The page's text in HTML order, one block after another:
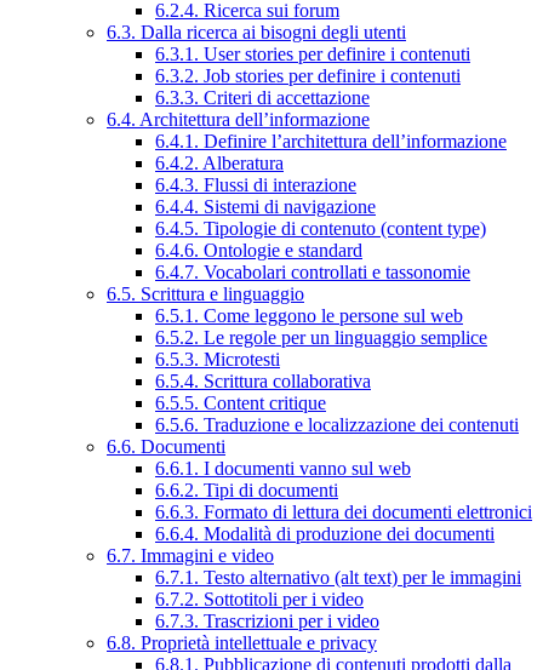
6.2.4. Ricerca sui forum
6.3. Dalla ricerca ai bisogni degli utenti
6.3.1. User stories per definire i contenuti
6.3.2. Job stories per definire i contenuti
6.3.3. Criteri di accettazione
6.4. Architettura dell’informazione
6.4.1. Definire l’architettura dell’informazione
6.4.2. Alberatura
6.4.3. Flussi di interazione
6.4.4. Sistemi di navigazione
6.4.5. Tipologie di contenuto (content type)
6.4.6. Ontologie e standard
6.4.7. Vocabolari controllati e tassonomie
6.5. Scrittura e linguaggio
6.5.1. Come leggono le persone sul web
6.5.2. Le regole per un linguaggio semplice
6.5.3. Microtesti
6.5.4. Scrittura collaborativa
6.5.5. Content critique
6.5.6. Traduzione e localizzazione dei contenuti
6.6. Documenti
6.6.1. I documenti vanno sul web
6.6.2. Tipi di documenti
6.6.3. Formato di lettura dei documenti elettronici
6.6.4. Modalità di produzione dei documenti
6.7. Immagini e video
6.7.1. Testo alternativo (alt text) per le immagini
6.7.2. Sottotitoli per i video
6.7.3. Trascrizioni per i video
6.8. Proprietà intellettuale e privacy
6.8.1. Pubblicazione di contenuti prodotti dalla